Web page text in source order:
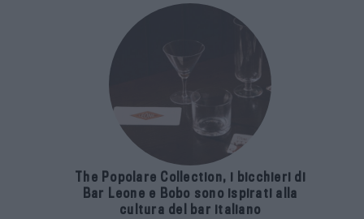
The Popolare Collection, i bicchieri di
Bar Leone e Bobo sono ispirati alla
cultura del bar italiano